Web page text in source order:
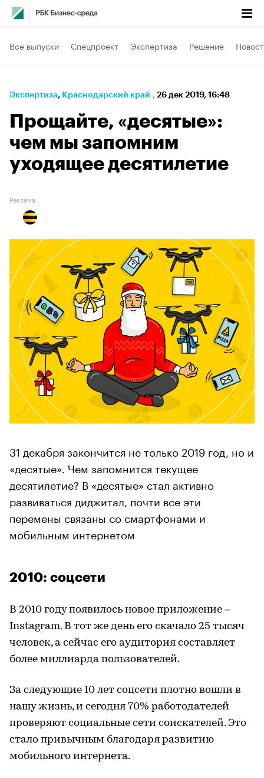
Все выпуски Спецпроект Экспертиза Решение
Экспертиза⁠, Краснодарский край , 26 дек 2019, 16:48
Прощайте, «десятые»:
чем мы запомним
уходящее десятилетие
Реклама:
31 декабря закончится не только 2019 год, но и
«десятые». Чем запомнится текущее
десятилетие? В «десятые» стал активно
развиваться диджитал, почти все эти
перемены связаны со смартфонами и
мобильным интернетом
2010: соцсети
В 2010 году появилось новое приложение –
Instagram. В тот же день его скачало 25 тысяч
человек, а сейчас его аудитория составляет
более миллиарда пользователей.
За следующие 10 лет соцсети плотно вошли в
нашу жизнь, и сегодня 70% работодателей
проверяют социальные сети соискателей. Это
стало привычным благодаря развитию
мобильного интернета.